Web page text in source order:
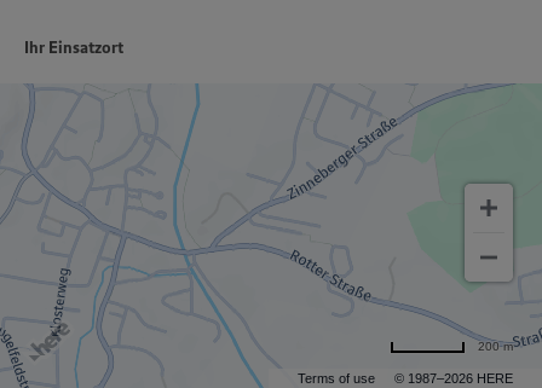
Ihr Einsatzort
Terms of use © 1987–2026 HERE
200 m